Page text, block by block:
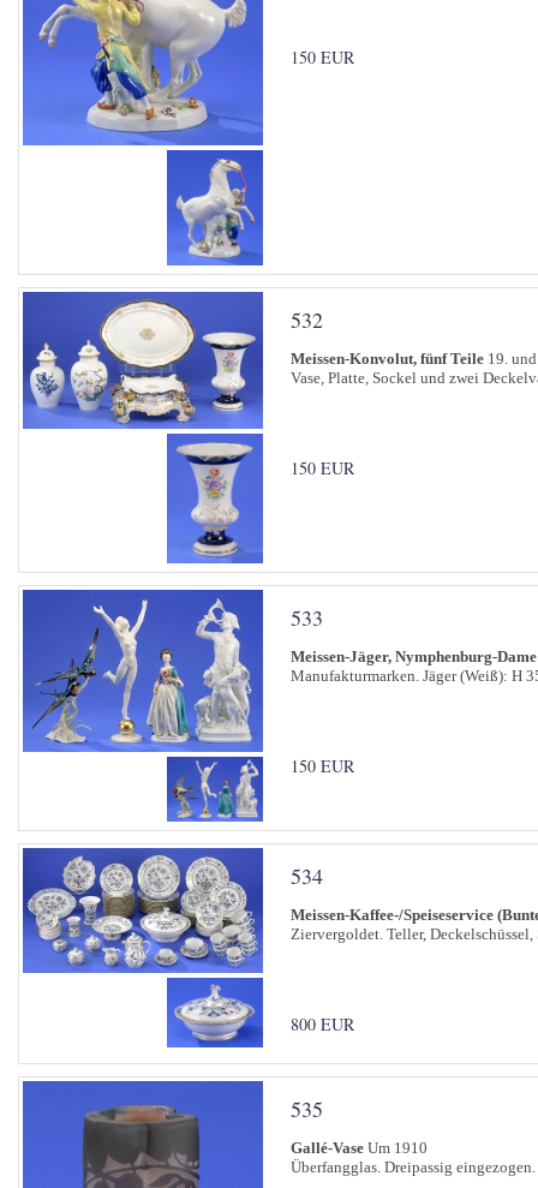
150 EUR
532
Meissen-Konvolut, fünf Teile 19.
Vase, Platte, Sockel und zwei
150 EUR
533
Meissen-Jäger, Nymphenburg-
Manufakturmarken. Jäger (Weiß): H
150 EUR
534
Meissen-Kaffee-/Speiseservice
Ziervergoldet. Teller, Deckelschüssel,
800 EUR
535
Gallé-Vase Um 1910
Überfangglas. Dreipassig